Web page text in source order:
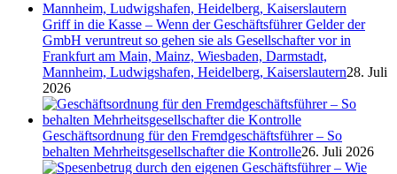
Griff in die Kasse – Wenn der Geschäftsführer Gelder der
GmbH veruntreut so gehen sie als Gesellschafter vor in
Frankfurt am Main, Mainz, Wiesbaden, Darmstadt,
Mannheim, Ludwigshafen, Heidelberg, Kaiserslautern28. Juli
2026
Geschäftsordnung für den Fremdgeschäftsführer – So
behalten Mehrheitsgesellschafter die Kontrolle26. Juli 2026